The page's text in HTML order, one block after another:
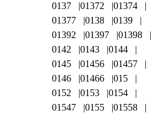
0137
01372
01374
01377
0138
0139
01392
01397
01398
0142
0143
0144
0145
01456
01457
0146
01466
015
0152
0153
0154
01547
0155
01558